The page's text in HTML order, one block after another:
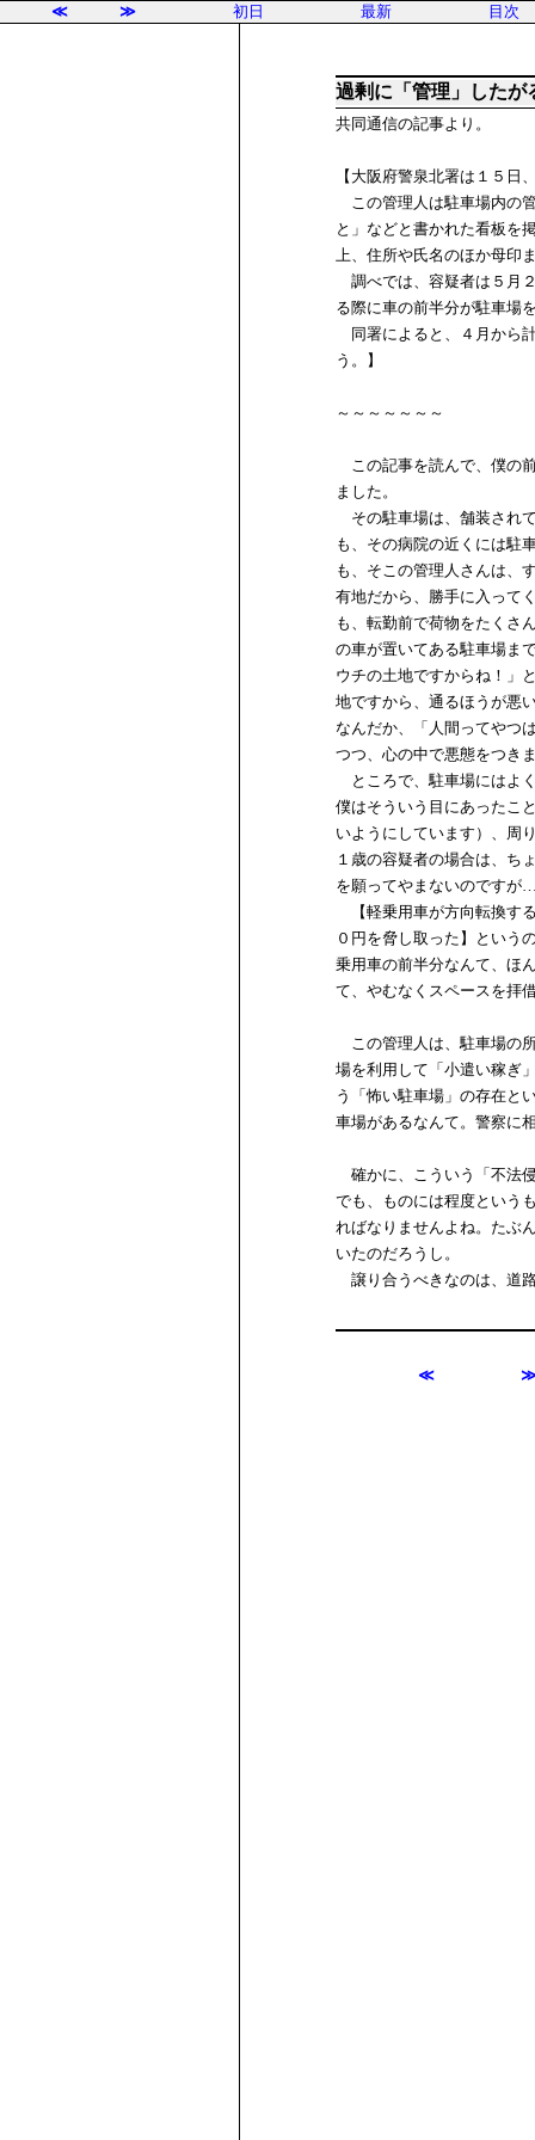
≪ ≫ 初日 最新 目次
過剰に「管理」したが
共同通信の記事より。
【大阪府警泉北署は１５
この管理人は駐車場内の
と」などと書かれた看板を
上、住所や氏名のほか母印
調べでは、容疑者は５月
る際に車の前半分が駐車場
同署によると、４月から
う。】
～～～～～～～
この記事を読んで、僕の
ました。
その駐車場は、舗装され
も、その病院の近くには駐
も、そこの管理人さんは、
有地だから、勝手に入って
も、転勤前で荷物をたくさ
の車が置いてある駐車場ま
ウチの土地ですからね！」
地ですから、通るほうが悪
なんだか、「人間ってやつ
つつ、心の中で悪態をつき
ところで、駐車場にはよ
僕はそういう目にあったこ
いようにしています）、周
１歳の容疑者の場合は、ち
を願ってやまないのです
【軽乗用車が方向転換す
０円を脅し取った】という
乗用車の前半分なんて、ほ
て、やむなくスペースを拝
この管理人は、駐車場の
場を利用して「小遣い稼ぎ
う「怖い駐車場」の存在と
車場があるなんて。警察に
確かに、こういう「不法
でも、ものには程度という
ればなりませんよね。たぶ
いたのだろうし。
譲り合うべきなのは、道
≪